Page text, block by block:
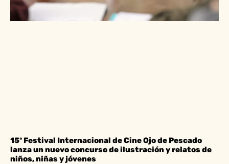
15º Festival Internacional de Cine Ojo de Pescado
lanza un nuevo concurso de ilustración y relatos de
niños, niñas y jóvenes